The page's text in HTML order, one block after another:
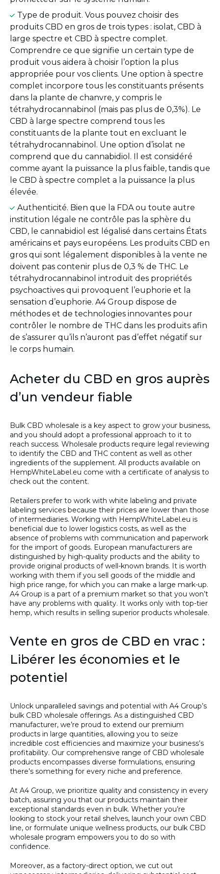
Type de produit. Vous pouvez choisir des
produits CBD en gros de trois types : isolat, CBD à
large spectre et CBD à spectre complet.
Comprendre ce que signifie un certain type de
produit vous aidera à choisir l’option la plus
appropriée pour vos clients. Une option à spectre
complet incorpore tous les constituants présents
dans la plante de chanvre, y compris le
tétrahydrocannabinol (mais pas plus de 0,3%). Le
CBD à large spectre comprend tous les
constituants de la plante tout en excluant le
tétrahydrocannabinol. Une option d’isolat ne
comprend que du cannabidiol. Il est considéré
comme ayant la puissance la plus faible, tandis que
le CBD à spectre complet a la puissance la plus
élevée.
Authenticité. Bien que la FDA ou toute autre
institution légale ne contrôle pas la sphère du
CBD, le cannabidiol est légalisé dans certains États
américains et pays européens. Les produits CBD en
gros qui sont légalement disponibles à la vente ne
doivent pas contenir plus de 0,3 % de THC. Le
tétrahydrocannabinol introduit des propriétés
psychoactives qui provoquent l’euphorie et la
sensation d’euphorie. A4 Group dispose de
méthodes et de technologies innovantes pour
contrôler le nombre de THC dans les produits afin
de s’assurer qu’ils n’auront pas d’effet négatif sur
le corps humain.
Acheter du CBD en gros auprès
d’un vendeur fiable
Bulk CBD wholesale is a key aspect to grow your business,
and you should adopt a professional approach to it to
reach success. Wholesale products require legal reviewing
to identify the CBD and THC content as well as other
ingredients of the supplement. All products available on
HempWhiteLabel.eu come with a certificate of analysis to
check out the content.
Retailers prefer to work with white labeling and private
labeling services because their prices are lower than those
of intermediaries. Working with HempWhiteLabel.eu is
beneficial due to lower logistics costs, as well as the
absence of problems with communication and paperwork
for the import of goods. European manufacturers are
distinguished by high-quality products and the ability to
provide original products of well-known brands. It is worth
working with them if you sell goods of the middle and
high price range, for which you can make a large mark-up.
A4 Group is a part of a premium market so that you won’t
have any problems with quality. It works only with top-tier
hemp, which results in selling superior products wholesale.
Vente en gros de CBD en vrac :
Libérer les économies et le
potentiel
Unlock unparalleled savings and potential with A4 Group’s
bulk CBD wholesale offerings. As a distinguished CBD
manufacturer, we’re proud to extend our premium
products in large quantities, allowing you to seize
incredible cost efficiencies and maximize your business’s
profitability. Our comprehensive range of CBD wholesale
products encompasses diverse formulations, ensuring
there’s something for every niche and preference.
At A4 Group, we prioritize quality and consistency in every
batch, assuring you that our products maintain their
exceptional standards even in bulk. Whether you’re
looking to stock your retail shelves, launch your own CBD
line, or formulate unique wellness products, our bulk CBD
wholesale program empowers you to do so with
confidence.
Moreover, as a factory-direct option, we cut out